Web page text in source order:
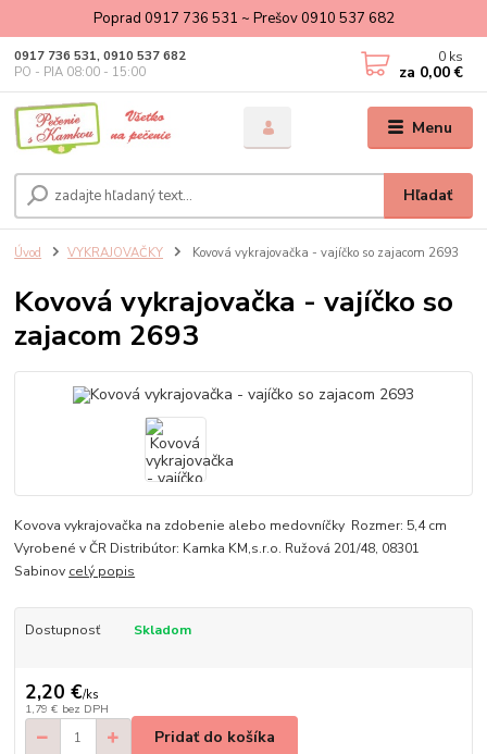
Poprad 0917 736 531 ~ Prešov 0910 537 682
Menu
Hľadať
0917 736 531, 0910 537 682
PO - PIA 08:00 - 15:00
0 ks
za 0,00 €
Úvod VYKRAJOVAČKY Kovová vykrajovačka - vajíčko so zajacom 2693
Kovová vykrajovačka - vajíčko so
zajacom 2693
Kovova vykrajovačka na zdobenie alebo medovníčky Rozmer: 5,4 cm
Vyrobené v ČR Distribútor: Kamka KM,s.r.o. Ružová 201/48, 08301
Sabinov celý popis
Dostupnosť Skladom
2,20 €/ks
1,79 € bez DPH
Pridať do košíka